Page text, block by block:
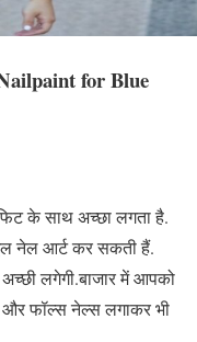
for Blue
के साथ अच्‍छा लगता है.
नेल आर्ट कर सकती हैं.
लगेगी.बाजार में आपको
फॉल्‍स नेल्‍स लगाकर भी